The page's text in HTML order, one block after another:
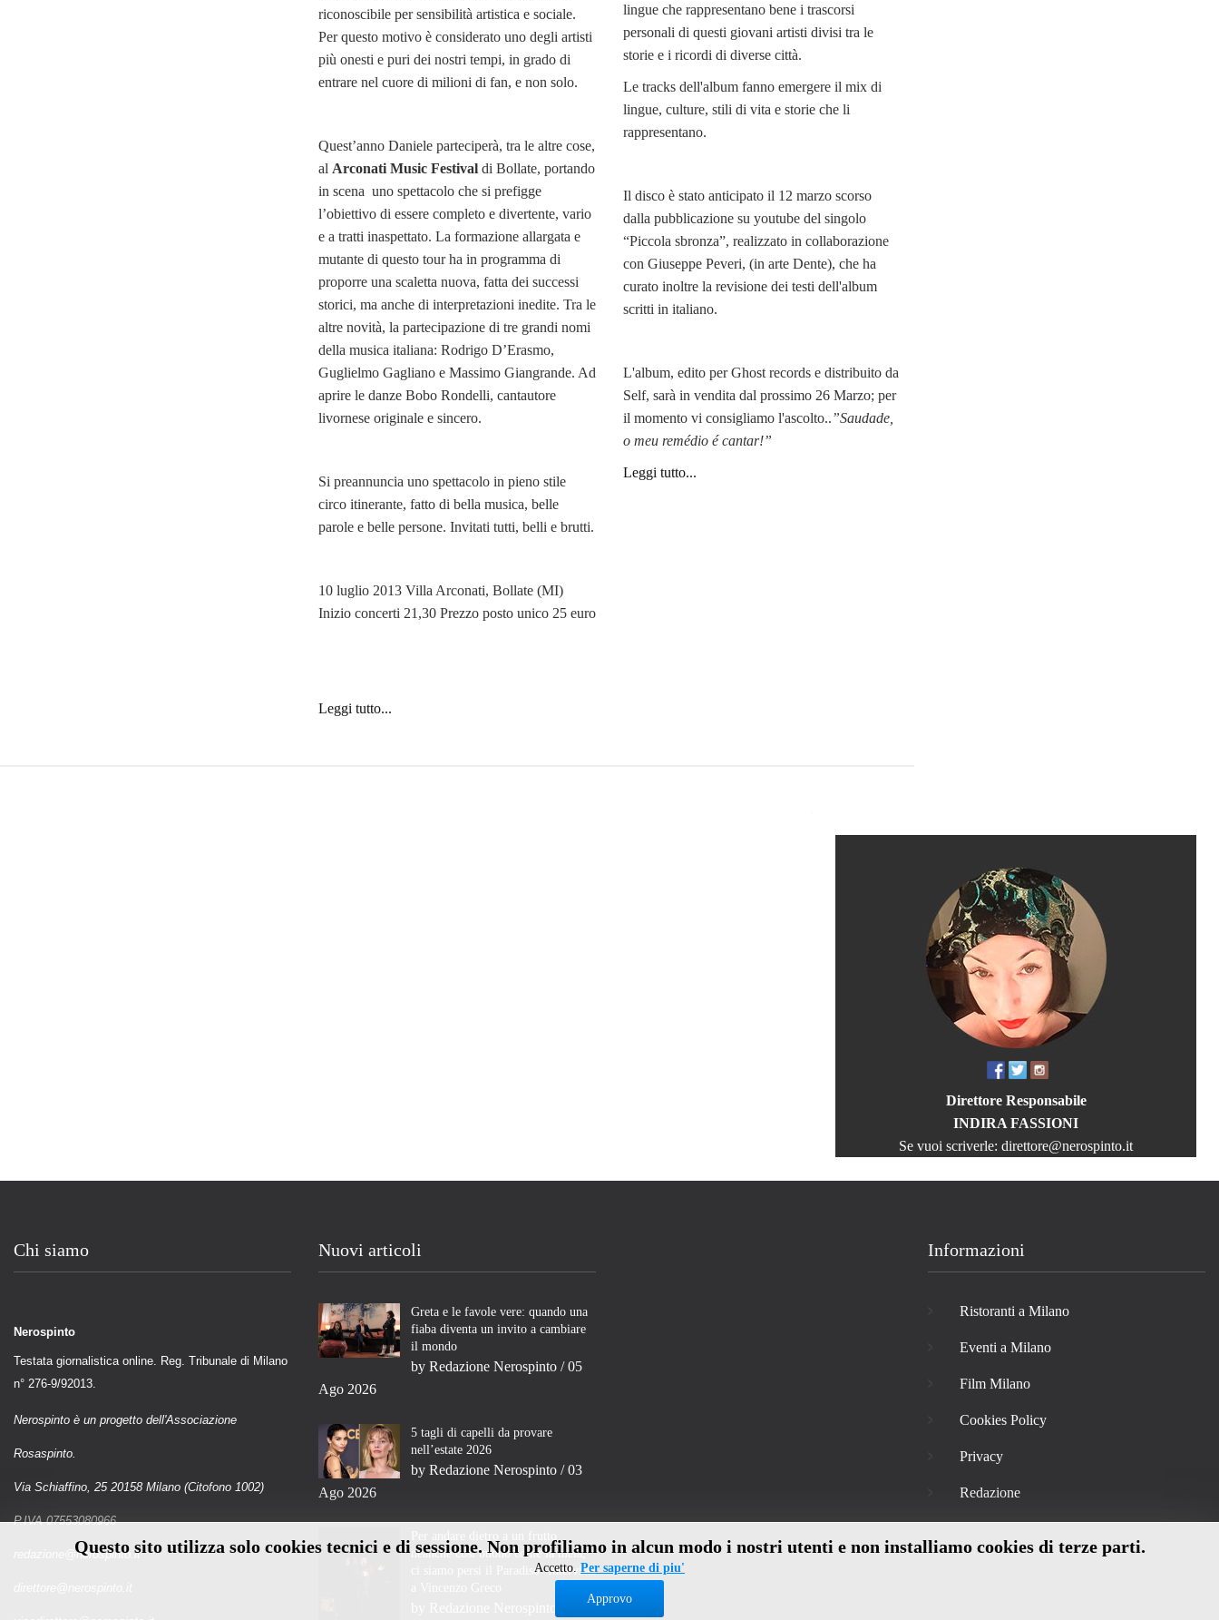
Questo sito utilizza solo cookies tecnici e di sessione. Non profiliamo in alcun modo i nostri utenti e non installiamo cookies di terze parti.
Accetto. Per saperne di piu'
Approvo
riconoscibile per sensibilità artistica e sociale.
Per questo motivo è considerato uno degli artisti
più onesti e puri dei nostri tempi, in grado di
entrare nel cuore di milioni di fan, e non solo.
Quest’anno Daniele parteciperà, tra le altre cose,
al Arconati Music Festival di Bollate, portando
in scena uno spettacolo che si prefigge
l’obiettivo di essere completo e divertente, vario
e a tratti inaspettato. La formazione allargata e
mutante di questo tour ha in programma di
proporre una scaletta nuova, fatta dei successi
storici, ma anche di interpretazioni inedite. Tra le
altre novità, la partecipazione di tre grandi nomi
della musica italiana: Rodrigo D’Erasmo,
Guglielmo Gagliano e Massimo Giangrande. Ad
aprire le danze Bobo Rondelli, cantautore
livornese originale e sincero.
Si preannuncia uno spettacolo in pieno stile
circo itinerante, fatto di bella musica, belle
parole e belle persone. Invitati tutti, belli e brutti.
10 luglio 2013 Villa Arconati, Bollate (MI)
Inizio concerti 21,30 Prezzo posto unico 25 euro
Leggi tutto...
lingue che rappresentano bene i trascorsi
personali di questi giovani artisti divisi tra le
storie e i ricordi di diverse città.
Le tracks dell'album fanno emergere il mix di
lingue, culture, stili di vita e storie che li
rappresentano.
Il disco è stato anticipato il 12 marzo scorso
dalla pubblicazione su youtube del singolo
“Piccola sbronza”, realizzato in collaborazione
con Giuseppe Peveri, (in arte Dente), che ha
curato inoltre la revisione dei testi dell'album
scritti in italiano.
L'album, edito per Ghost records e distribuito da
Self, sarà in vendita dal prossimo 26 Marzo; per
il momento vi consigliamo l'ascolto..”Saudade,
o meu remédio é cantar!”
Leggi tutto...
Direttore Responsabile
INDIRA FASSIONI
Se vuoi scriverle: direttore@nerospinto.it
Chi siamo
Nerospinto
Testata giornalistica online. Reg. Tribunale di Milano
n° 276-9/92013.
Nerospinto è un progetto dell'Associazione
Rosaspinto.
Via Schiaffino, 25 20158 Milano (Citofono 1002)
P.IVA 07553080966
redazione@nerospinto.it
Nuovi articoli
Greta e le favole vere: quando una
fiaba diventa un invito a cambiare
il mondo
by Redazione Nerospinto / 05
Ago 2026
5 tagli di capelli da provare
nell’estate 2026
by Redazione Nerospinto / 03
Ago 2026
neanche così buono come la mela,
ci siamo persi il Paradiso- Intervista
Informazioni
Ristoranti a Milano
Eventi a Milano
Film Milano
Cookies Policy
Privacy
Redazione